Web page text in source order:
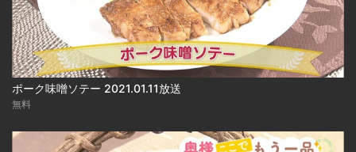
ポーク味噌ソテー 2021.01.11放送
無料